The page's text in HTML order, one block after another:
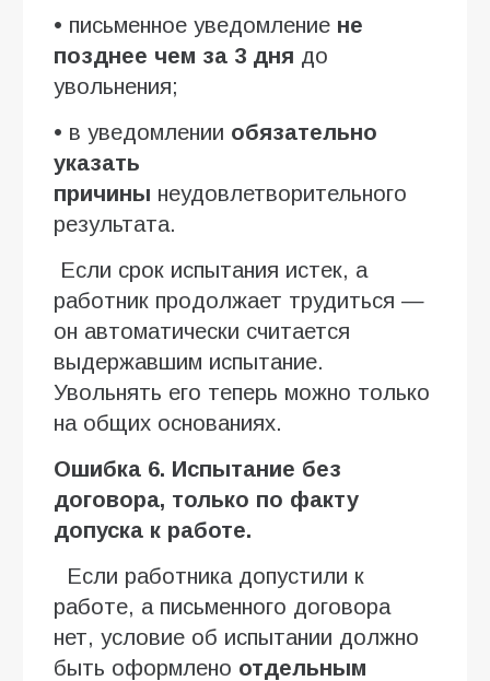
• письменное уведомление не
позднее чем за 3 дня до
увольнения;
• в уведомлении обязательно
указать
причины неудовлетворительного
результата.
Если срок испытания истек, а
работник продолжает трудиться —
он автоматически считается
выдержавшим испытание.
Увольнять его теперь можно только
на общих основаниях.
Ошибка 6. Испытание без
договора, только по факту
допуска к работе.
Если работника допустили к
работе, а письменного договора
нет, условие об испытании должно
быть оформлено отдельным